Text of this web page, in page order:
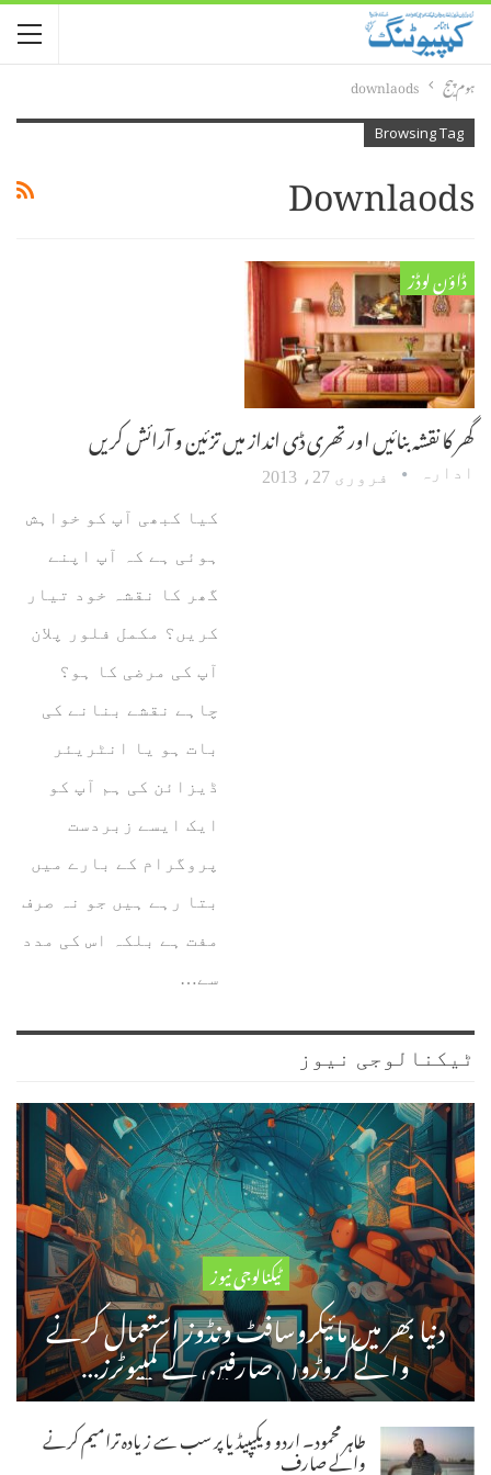
ہوم پیج downlaods
Browsing Tag
Downlaods
ڈاؤن لوڈز
گھر کا نقشہ بنائیں اور تھری ڈی انداز میں تزئین و آرائش کریں
ادارہ فروری 27، 2013
کیا کبھی آپ کو خواہش
ہوئی ہے کہ آپ اپنے
گھر کا نقشہ خود تیار
کریں؟ مکمل فلور پلان
آپ کی مرضی کا ہو؟
چاہے نقشے بنانے کی
بات ہو یا انٹریئر
ڈیزائن کی ہم آپ کو
ایک ایسے زبردست
پروگرام کے بارے میں
بتا رہے ہیں جو نہ صرف
مفت ہے بلکہ اس کی مدد
سے…
ٹیکنالوجی نیوز
ٹیکنالوجی نیوز
دنیا بھر میں مائیکروسافٹ ونڈوز استعمال کرنے
والے کروڑوں صارفین کے کمپیوٹرز…
طاہر محمود۔ اردو ویکیپیڈیا پر سب سے زیادہ ترامیم کرنے
والے صارف